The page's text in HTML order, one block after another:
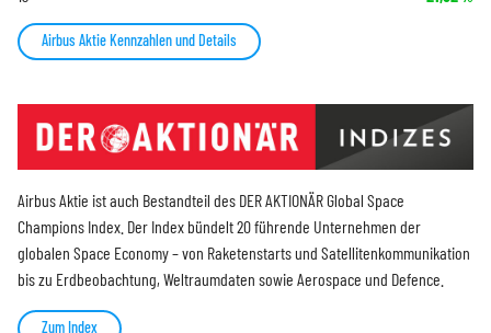
Airbus Aktie Kennzahlen und Details
Airbus Aktie ist auch Bestandteil des DER AKTIONÄR Global Space
Champions Index. Der Index bündelt 20 führende Unternehmen der
globalen Space Economy – von Raketenstarts und Satellitenkommunikation
bis zu Erdbeobachtung, Weltraumdaten sowie Aerospace und Defence.
Zum Index